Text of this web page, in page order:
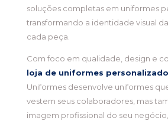
soluções completas em uniformes
transformando a identidade visual
cada peça.
Com foco em qualidade, design e
loja de uniformes
Uniformes desenvolve uniformes
vestem seus colaboradores, mas
imagem profissional do seu